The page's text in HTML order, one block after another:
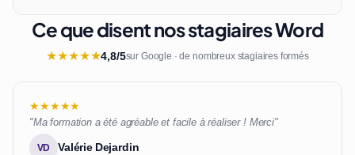
Ce que disent nos stagiaires Word
★★★★★4,8/5sur Google · de nombreux stagiaires formés
★★★★★
"Ma formation a été agréable et facile à réaliser ! Merci"
VD Valérie Dejardin